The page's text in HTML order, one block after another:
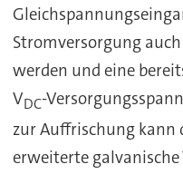
Stromversorgung
werden und eine
VDC-
zur Auffrischung kann
erweiterte